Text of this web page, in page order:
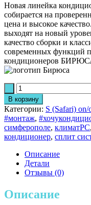
Новая линейка
собирается на
цена и высокое
выходят на новый
качество сборки и
современных функций
кондиционеров
В корзину
Категории: S (Safari) on/
#монтаж,
симферополе, климатРС,
кондиционер, сплит
Описание
Детали
Отзывы (0)
Описание